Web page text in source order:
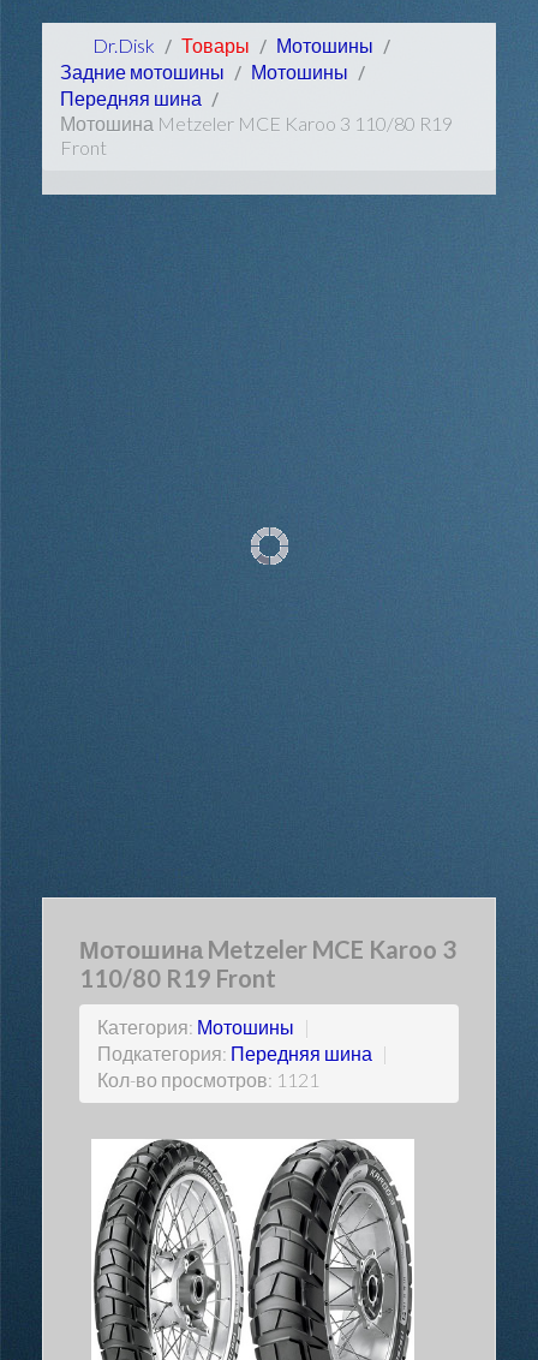
Dr.Disk Товары
Мотошины
Задние мотошины
Мотошины
Передняя шина
Мотошина Metzeler MCE Karoo 3 110/80 R19
Front
Мотошина Metzeler MCE Karoo 3
110/80 R19 Front
Категория: Мотошины |
Подкатегория: Передняя шина |
Кол-во просмотров: 1121